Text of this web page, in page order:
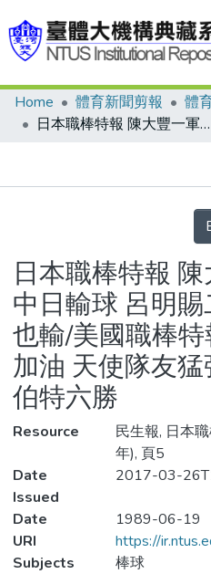
Communities & Collections
Statistics
Home 體育新聞剪報
體
日本職棒特報 陳大豐一軍二壘打 中日輸球 呂明賜二軍全壘打 巨人也輸/美國職棒特報 家鄉親友猛加油 天使隊友猛強打 獨掌投手艾伯特六勝
日本職棒特報
中日輸球 呂明
也輸/美國職棒
加油 天使隊友
伯特六勝
Resource
民生報, 日本
年), 頁5
Date
Issued
2017-03-
Date
1989-06-19
URI
https://
Subjects
棒球